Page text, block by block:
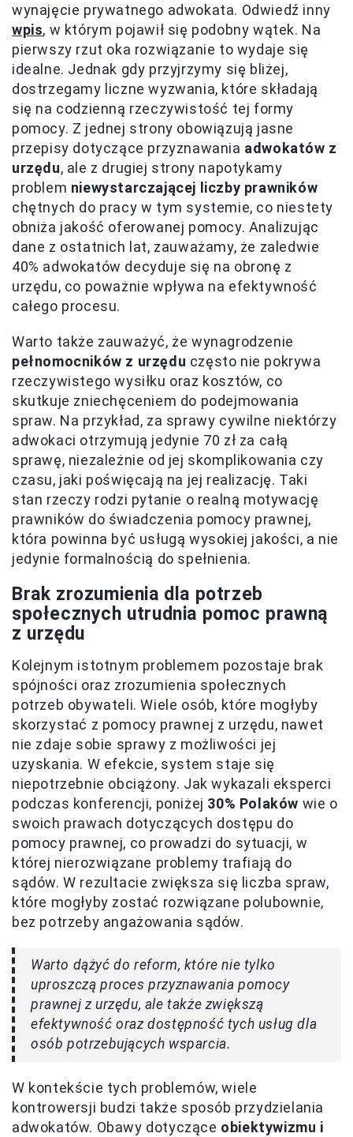
wynajęcie prywatnego adwokata. Odwiedź inny
wpis, w którym pojawił się podobny wątek. Na
pierwszy rzut oka rozwiązanie to wydaje się
idealne. Jednak gdy przyjrzymy się bliżej,
dostrzegamy liczne wyzwania, które składają
się na codzienną rzeczywistość tej formy
pomocy. Z jednej strony obowiązują jasne
przepisy dotyczące przyznawania adwokatów z
urzędu, ale z drugiej strony napotykamy
problem niewystarczającej liczby prawników
chętnych do pracy w tym systemie, co niestety
obniża jakość oferowanej pomocy. Analizując
dane z ostatnich lat, zauważamy, że zaledwie
40% adwokatów decyduje się na obronę z
urzędu, co poważnie wpływa na efektywność
całego procesu.
Warto także zauważyć, że wynagrodzenie
pełnomocników z urzędu często nie pokrywa
rzeczywistego wysiłku oraz kosztów, co
skutkuje zniechęceniem do podejmowania
spraw. Na przykład, za sprawy cywilne niektórzy
adwokaci otrzymują jedynie 70 zł za całą
sprawę, niezależnie od jej skomplikowania czy
czasu, jaki poświęcają na jej realizację. Taki
stan rzeczy rodzi pytanie o realną motywację
prawników do świadczenia pomocy prawnej,
która powinna być usługą wysokiej jakości, a nie
jedynie formalnością do spełnienia.
Brak zrozumienia dla potrzeb
społecznych utrudnia pomoc prawną
z urzędu
Kolejnym istotnym problemem pozostaje brak
spójności oraz zrozumienia społecznych
potrzeb obywateli. Wiele osób, które mogłyby
skorzystać z pomocy prawnej z urzędu, nawet
nie zdaje sobie sprawy z możliwości jej
uzyskania. W efekcie, system staje się
niepotrzebnie obciążony. Jak wykazali eksperci
podczas konferencji, poniżej 30% Polaków wie o
swoich prawach dotyczących dostępu do
pomocy prawnej, co prowadzi do sytuacji, w
której nierozwiązane problemy trafiają do
sądów. W rezultacie zwiększa się liczba spraw,
które mogłyby zostać rozwiązane polubownie,
bez potrzeby angażowania sądów.
Warto dążyć do reform, które nie tylko
uproszczą proces przyznawania pomocy
prawnej z urzędu, ale także zwiększą
efektywność oraz dostępność tych usług dla
osób potrzebujących wsparcia.
W kontekście tych problemów, wiele
kontrowersji budzi także sposób przydzielania
adwokatów. Obawy dotyczące obiektywizmu i